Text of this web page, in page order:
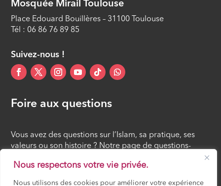
Nous respectons votre vie privée.
Nous utilisons des cookies pour améliorer votre expérience
Mosquée Mirail Toulouse
Place Edouard Bouillères – 31100 Toulouse
Tél : 06 86 76 89 85
Suivez-nous !
Foire aux questions
Vous avez des questions sur l’Islam, sa pratique, ses
valeurs ou son histoire ? Notre page de questions-
réponses rassemble des réponses claires et accessibles
à tous, croyants ou simples curieux.